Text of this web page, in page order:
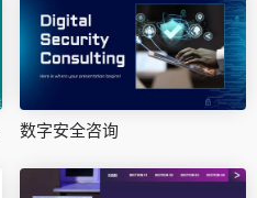
数字安全咨询